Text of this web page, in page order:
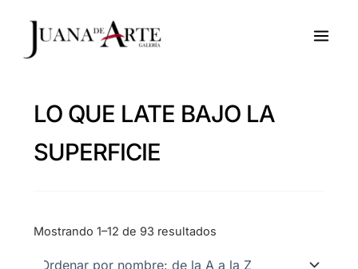
LO QUE LATE BAJO LA
SUPERFICIE
Mostrando 1–12 de 93 resultados